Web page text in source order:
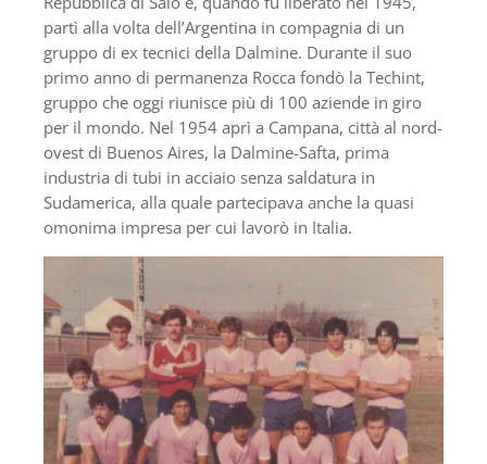
partì alla volta dell’Argentina in compagnia di un
gruppo di ex tecnici della Dalmine. Durante il suo
primo anno di permanenza Rocca fondò la Techint,
gruppo che oggi riunisce più di 100 aziende in giro
per il mondo. Nel 1954 aprì a Campana, città al nord-
ovest di Buenos Aires, la Dalmine-Safta, prima
industria di tubi in acciaio senza saldatura in
Sudamerica, alla quale partecipava anche la quasi
omonima impresa per cui lavorò in Italia.